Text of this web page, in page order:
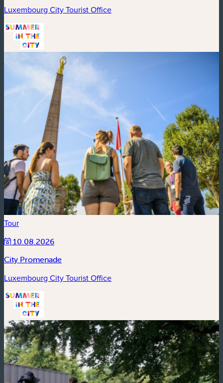
Luxembourg City Tourist Office
Tour
10.08.2026
City Promenade
Luxembourg City Tourist Office